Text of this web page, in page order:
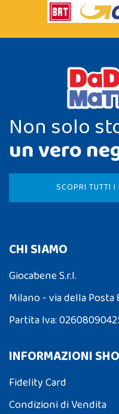
Non solo
un vero
SCOPRI TUTTI
CHI SIAMO
Giocabene S.r.l.
Milano - via della Posta
Partita Iva:
INFORMAZIONI
Fidelity Card
Condizioni di Vendita